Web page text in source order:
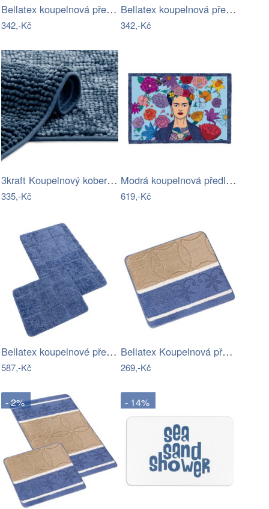
Bellatex koupelnová předložka BANY…
342,-Kč
Bellatex koupelnová předložka BANY…
342,-Kč
3kraft Koupelnový koberec Bati I tmavě…
335,-Kč
Modrá koupelnová předložka 40x60 cm…
619,-Kč
Bellatex koupelnové předložky…
587,-Kč
Bellatex Koupelnová předložka Bany bez…
269,-Kč
- 2% - 14%